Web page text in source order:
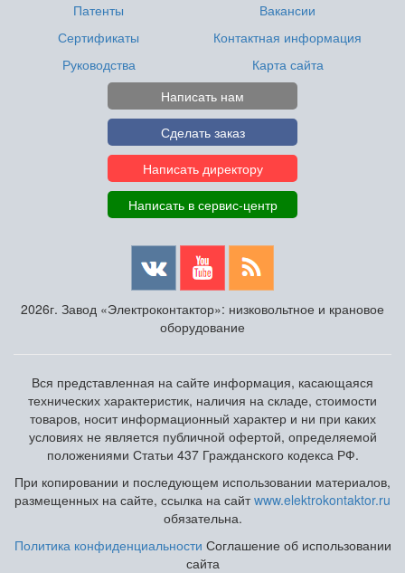
Патенты
Сертификаты
Руководства
Вакансии
Контактная информация
Карта сайта
Написать нам
Сделать заказ
Написать директору
Написать в сервис-центр
2026г. Завод «Электроконтактор»: низковольтное и крановое
оборудование
Вся представленная на сайте информация, касающаяся
технических характеристик, наличия на складе, стоимости
товаров, носит информационный характер и ни при каких
условиях не является публичной офертой, определяемой
положениями Статьи 437 Гражданского кодекса РФ.
При копировании и последующем использовании материалов,
размещенных на сайте, ссылка на сайтwww.elektrokontaktor.ru
обязательна.
Политика конфиденциальности Соглашение об использовании
сайта